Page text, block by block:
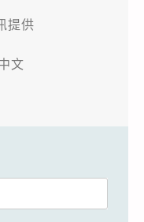
提供
文